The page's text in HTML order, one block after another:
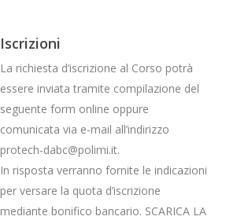
Iscrizioni
La richiesta d’iscrizione al Corso potrà
essere inviata tramite compilazione del
seguente form online oppure
comunicata via e-mail all’indirizzo
protech-dabc@polimi.it.
In risposta verranno fornite le indicazioni
per versare la quota d’iscrizione
mediante bonifico bancario. SCARICA LA